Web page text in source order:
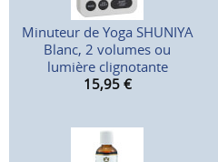
Minuteur de Yoga SHUNIYA
Blanc, 2 volumes ou
lumière clignotante
15,95 €